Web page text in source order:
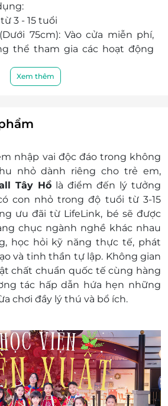
dễ dàng, nhận voucher
giá ưu đãi hấp dẫn, không lo
3 - 15 tuổi
75cm): Vào cửa miễn phí,
thể tham gia các hoạt động
áp dụng:
số voucher trên 01 hoá đơn
trải nghiệm KidZania Hà Nội
Võ Chí Công, phường Tây Hồ,
không có giá trị quy đổi
không trả lại tiền thừa
đồng thời với chương trình
gồm VAT, Khách hàng muốn
lòng liên hệ NCC
cần ít nhất 01 vé trẻ em và 01
em đi kèm tối đa 03 vé tham
75cm): Vào cửa miễn phí,
thể tham gia các hoạt động
nghiệp.
Xem thêm
nhập vai độc đáo trong không
nhỏ dành riêng cho trẻ em,
Tây Hồ là điểm đến lý tưởng
con nhỏ trong độ tuổi từ 3-15
ưu đãi từ LifeLink, bé sẽ được
chục ngành nghề khác nhau
học hỏi kỹ năng thực tế, phát
và tinh thần tự lập. Không gian
chất chuẩn quốc tế cùng hàng
tác hấp dẫn hứa hẹn những
chơi đầy lý thú và bổ ích.